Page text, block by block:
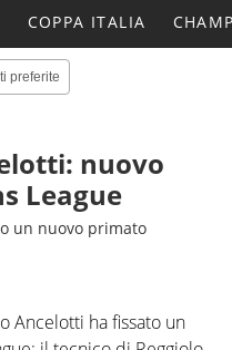
COPPA ITALIA
preferite
nuovo
League
un nuovo primato
Ancelotti ha fissato un